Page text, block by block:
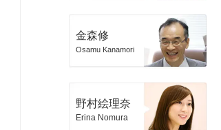
金森修
Osamu Kanamori
野村絵理奈
Erina Nomura